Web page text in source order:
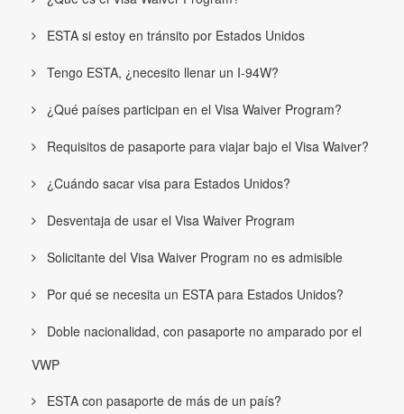
ESTA si estoy en tránsito por Estados Unidos
Tengo ESTA, ¿necesito llenar un I-94W?
¿Qué países participan en el Visa Waiver Program?
Requisitos de pasaporte para viajar bajo el Visa Waiver?
¿Cuándo sacar visa para Estados Unidos?
Desventaja de usar el Visa Waiver Program
Solicitante del Visa Waiver Program no es admisible
Por qué se necesita un ESTA para Estados Unidos?
Doble nacionalidad, con pasaporte no amparado por el
VWP
ESTA con pasaporte de más de un país?